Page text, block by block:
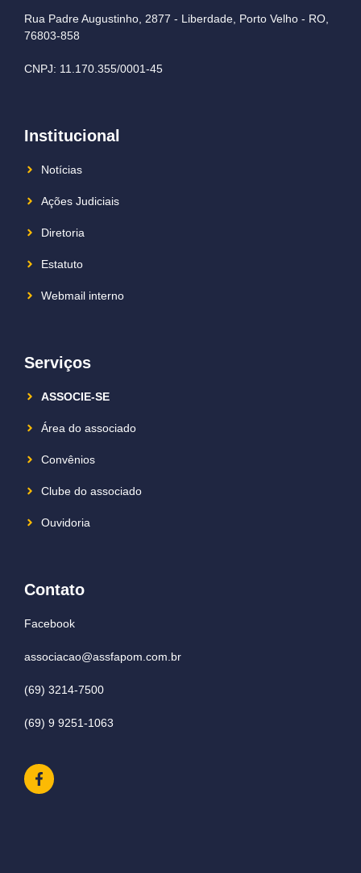
Rua Padre Augustinho, 2877 - Liberdade, Porto Velho - RO,
76803-858
CNPJ: 11.170.355/0001-45
Institucional
Notícias
Ações Judiciais
Diretoria
Estatuto
Webmail interno
Serviços
ASSOCIE-SE
Área do associado
Convênios
Clube do associado
Ouvidoria
Contato
Facebook
associacao@assfapom.com.br
(69) 3214-7500
(69) 9 9251-1063